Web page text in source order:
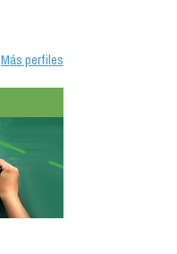
Más perfiles